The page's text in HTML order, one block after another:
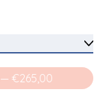
— €265,00